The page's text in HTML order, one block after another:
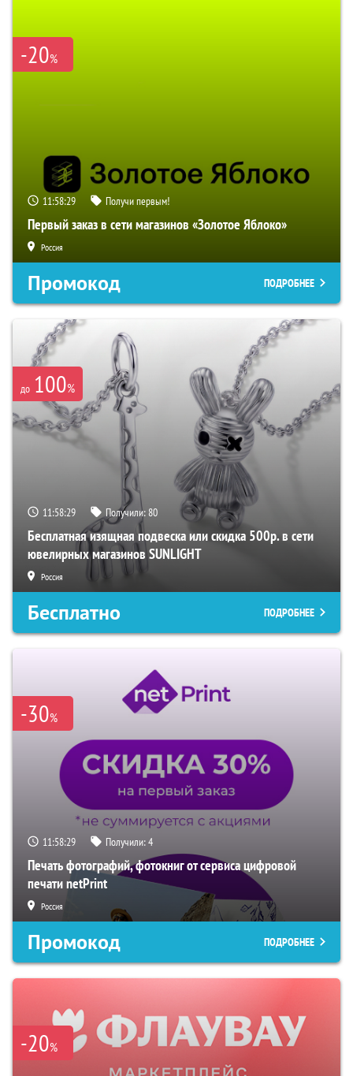
-20%
11:58:28 Получи первым!
Первый заказ в сети магазинов «Золотое Яблоко»
Россия
Промокод ПОДРОБНЕЕ
до 100%
11:58:28 Получили:80
Бесплатная изящная подвеска или скидка 500р. в сети
ювелирных магазинов SUNLIGHT
Россия
Бесплатно ПОДРОБНЕЕ
-30%
11:58:28 Получили:4
Печать фотографий, фотокниг от сервиса цифровой
печати netPrint
Россия
Промокод ПОДРОБНЕЕ
-20%